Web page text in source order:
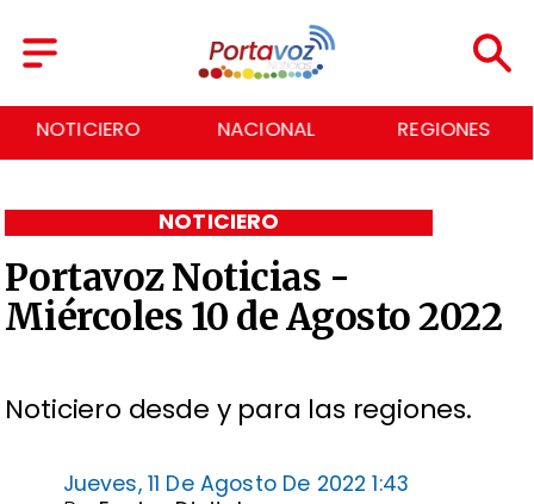
NACIONAL REGIONES ECONOMÍA
Portavoz Noticias -
Miércoles 10 de Agosto 2022
Noticiero desde y para las regiones.
NOTICIERO
Jueves, 11 De Agosto De 2022 1:43